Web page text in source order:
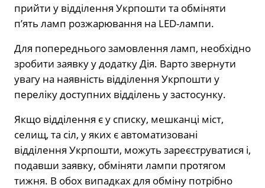
прийти у відділення Укрпошти та обміняти
п’ять ламп розжарювання на LED-лампи.
Для попереднього замовлення ламп, необхідно
зробити заявку у додатку Дія. Варто звернути
увагу на наявність відділення Укрпошти у
переліку доступних відділень у застосунку.
Якщо відділення є у списку, мешканці міст,
селищ, та сіл, у яких є автоматизовані
відділення Укрпошти, можуть зареєструватися і,
подавши заявку, обміняти лампи протягом
тижня. В обох випадках для обміну потрібно